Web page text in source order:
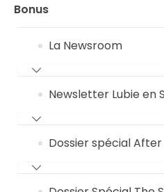
Bonus
La Newsroom
Newsletter Lubie en
Dossier spécial